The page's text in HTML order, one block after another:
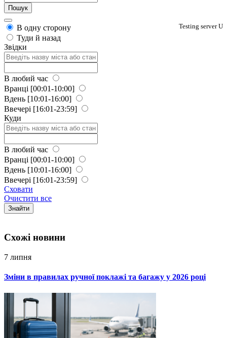
Testing server U
В одну сторону
Туди й назад
Звідки
В любий час
Вранці [00:01-10:00]
Вдень [10:01-16:00]
Ввечері [16:01-23:59]
Куди
В любий час
Вранці [00:01-10:00]
Вдень [10:01-16:00]
Ввечері [16:01-23:59]
Сховати
Очистити все
Знайти
Схожi новини
7 липня
Зміни в правилах ручної поклажі та багажу у 2026 році